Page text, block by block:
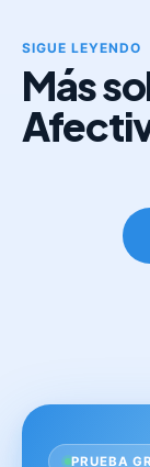
SIGUE LEYENDO
Más
PRUEBA